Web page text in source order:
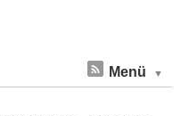
Menü